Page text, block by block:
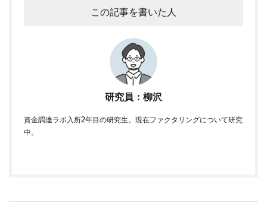
この記事を書いた人
研究員：柳沢
資金調達ラボ入所2年目の研究生。現在ファクタリングについて研究
中。